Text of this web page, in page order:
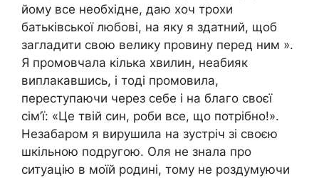
йому все необхідне, даю хоч трохи
батьківської любові, на яку я здатний, щоб
загладити свою велику провину перед ним ».
Я промовчала кілька хвилин, неабияк
виплакавшись, і тоді промовила,
переступаючи через себе і на благо своєї
сім’ї: «Це твій син, роби все, що потрібно!».
Незабаром я вирушила на зустріч зі своєю
шкільною подругою. Оля не знала про
ситуацію в моїй родині, тому не роздумуючи